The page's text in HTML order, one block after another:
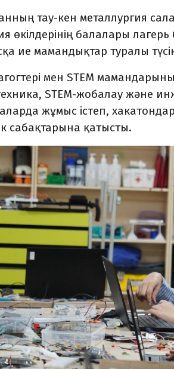
тау-кен металлургия
өкілдерінің балалары
ие мамандықтар туралы
мен STEM
STEM-жобалау және
жұмыс істеп,
сабақтарына қатысты.